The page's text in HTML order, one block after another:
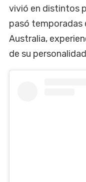
vivió en distintos
pasó temporadas
Australia,
de su